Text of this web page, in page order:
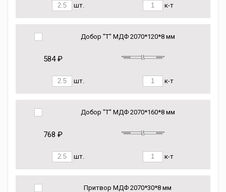
шт. к-т
Добор "Т" МДФ 2070*120*8 мм
584 ₽
шт. к-т
Добор "Т" МДФ 2070*160*8 мм
768 ₽
шт. к-т
Притвор МДФ 2070*30*8 мм